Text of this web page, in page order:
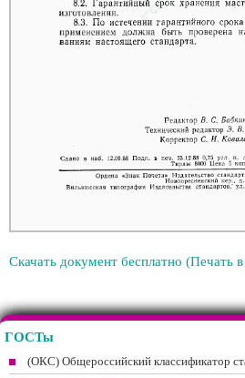
Скачать документ бесплатно (Печать
ГОСТы
(ОКС) Общероссийский классификатор